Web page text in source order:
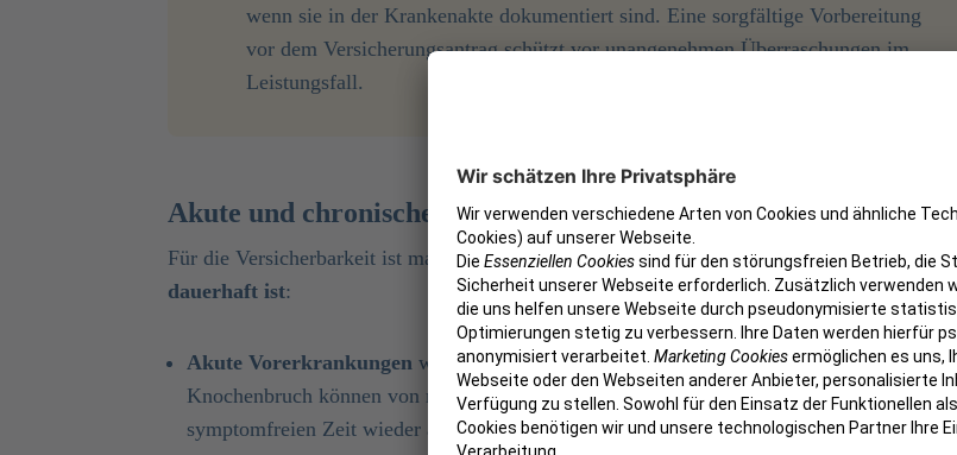
wenn sie in der Krankenakte dokumentiert sind. Eine sorgfältige Vorbereitung
vor dem Versicherungsantrag schützt vor unangenehmen Überraschungen im
Leistungsfall.
Akute und chronische Vorerkrankungen
Für die Versicherbarkeit ist maßgeblich,ob eine Erkrankung vollständig ausgeheilt oder
dauerhaft ist:
Akute Vorerkrankungen wie eine abgeheilte Magen-Darm-Infektion oder ein verheilter
Knochenbruch können von manchen Versicherungen nach einer ausreichend langen
symptomfreien Zeit wieder aus dem Leistungsausschluss gestrichen werden.